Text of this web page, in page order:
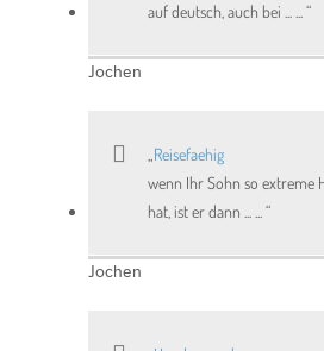
auf deutsch, auch bei ... ...
Jochen
Reisefaehig
wenn Ihr Sohn so extreme
hat, ist er dann ... ...
Jochen